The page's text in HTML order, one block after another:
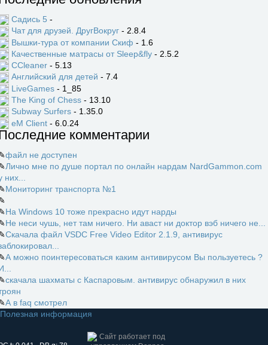
Садись 5 -
Чат для друзей. ДругВокруг - 2.8.4
Вышки-тура от компании Скиф - 1.6
Качественные матрасы от Sleep&fly - 2.5.2
CCleaner - 5.13
Английский для детей - 7.4
LiveGames - 1_85
The King of Chess - 13.10
Subway Surfers - 1.35.0
eM Client - 6.0.24
комментарии
файл не доступен
Лично мне по душе портал по онлайн нардам NardGammon.com
них...
Мониторинг транспорта №1
На Windows 10 тоже прекрасно идут нарды
Не неси чушь, нет там ничего. Ни аваст ни доктор вэб ничего не...
Скачала файл VSDC Free Video Editor 2.1.9, антивирус
А можно поинтересоваться каким антивирусом Вы пользуетесь ?
скачала шахматы с Каспаровым. антивирус обнаружил в них
А в faq смотрел
Полезная информация